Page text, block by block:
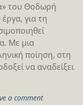
του Θοδωρή
για τη
Με μια
ποίηση, στη
να αναδείξει
a comment